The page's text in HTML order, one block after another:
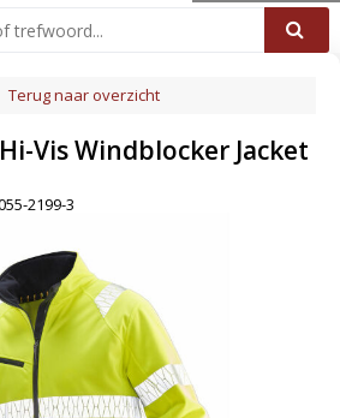
Terug naar overzicht
Vis Windblocker Jacket
2199-3